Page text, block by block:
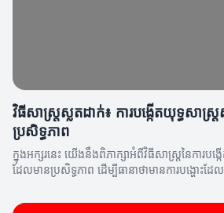
វិធីសាស្រ្តស្លតដាក់៖ ការបង្កើតយុទ្ធសាស្
ប្រសិទ្ធភាព
ក្នុងអក្សរនេះ យើងនឹងពិភាក្សាអំពីវិធីសាស្រ្តនៃការបង្
ដែលមានប្រសិទ្ធភាព ដើម្បីធានាថាមានការបង្ហោះ